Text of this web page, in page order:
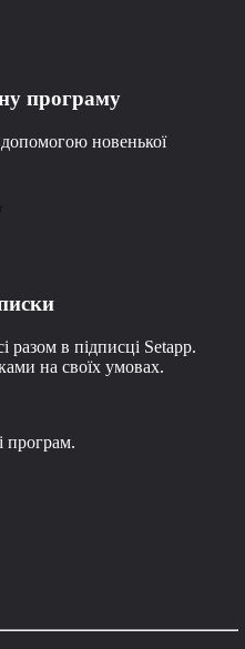
програму
новенької
разом в підписці Setapp.
на своїх умовах.
програм.